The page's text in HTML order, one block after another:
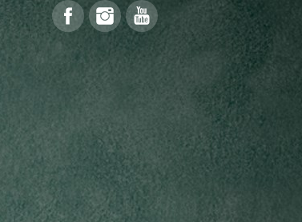
FacebookInstagramYouTube